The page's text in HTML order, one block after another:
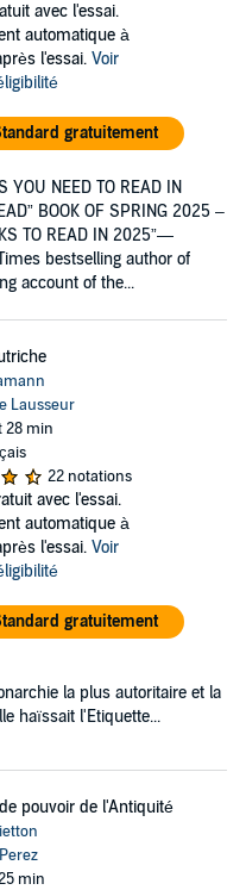
avec l'essai.
automatique à
l'essai. Voir
gratuitement
YOU NEED TO READ IN
BOOK OF SPRING 2025 –
TO READ IN 2025”—
bestselling author of
account of the...
Lausseur
28 min
22 notations
avec l'essai.
automatique à
l'essai. Voir
gratuitement
la plus autoritaire et la
haïssait l'Etiquette...
pouvoir de l'Antiquité
min